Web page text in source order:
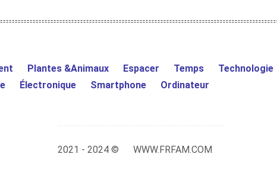
Plantes &Animaux Espacer Temps Technologie
Électronique Smartphone Ordinateur
2021 - 2024 © WWW.FRFAM.COM